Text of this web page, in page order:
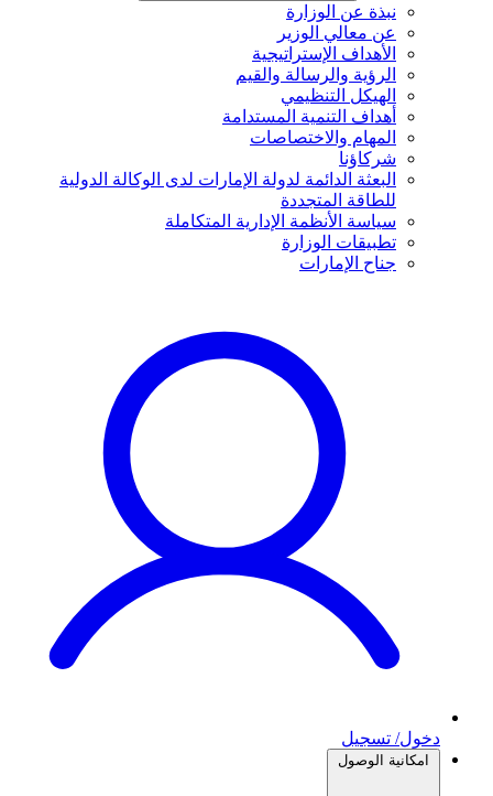
نبذة عن الوزارة
عن معالي الوزير
الأهداف الإستراتيجية
الرؤية والرسالة والقيم
الهيكل التنظيمي
أهداف التنمية المستدامة
المهام والاختصاصات
شركاؤنا
البعثة الدائمة لدولة الإمارات لدى الوكالة الدولية
للطاقة المتجددة
سياسة الأنظمة الإدارية المتكاملة
تطبيقات الوزارة
جناح الإمارات
دخول/ تسجيل
امكانية الوصول